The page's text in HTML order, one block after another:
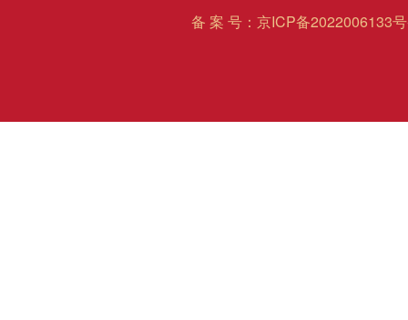
备 案 号： 京ICP备2022006133